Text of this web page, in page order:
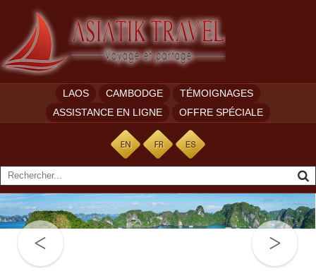
LAOS CAMBODGE
TÉMOIGNAGES
ASSISTANCE EN LIGNE
OFFRE SPÉCIALE